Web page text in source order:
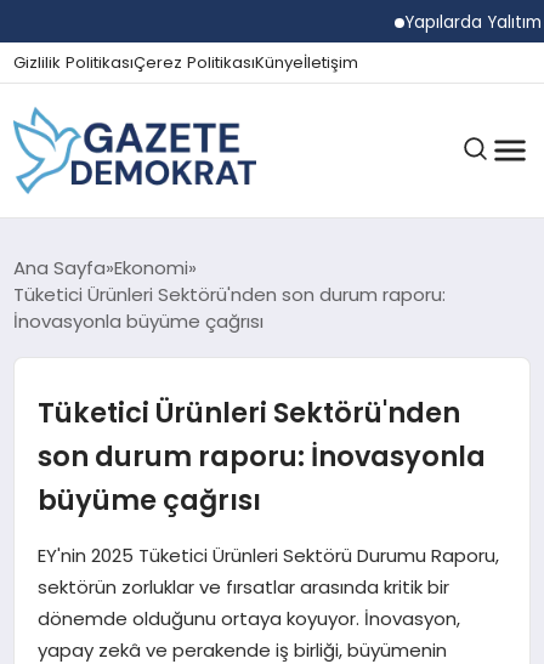
Yapılarda Yalıtım
Gizlilik PolitikasıÇerez PolitikasıKünyeİletişim
GÜNDEM
EKONOMI
SAĞLIK
Ana Sayfa Ekonomi
Tüketici Ürünleri Sektörü'nden son durum raporu:
İnovasyonla büyüme çağrısı
Tüketici Ürünleri Sektörü'nden
son durum raporu: İnovasyonla
büyüme çağrısı
EY'nin 2025 Tüketici Ürünleri Sektörü Durumu Raporu,
sektörün zorluklar ve fırsatlar arasında kritik bir
dönemde olduğunu ortaya koyuyor. İnovasyon,
yapay zekâ ve perakende iş birliği, büyümenin